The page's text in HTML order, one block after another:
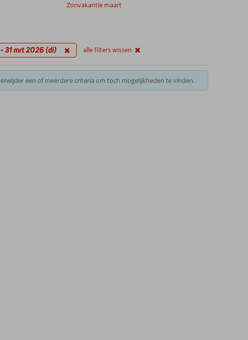
Zonvakantie maart
31 mrt 2026 (di) alle filters wissen
een of meerdere criteria om toch mogelijkheden te vinden.